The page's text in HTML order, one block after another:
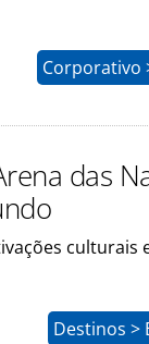
Corporativo
das
culturais
Destinos >